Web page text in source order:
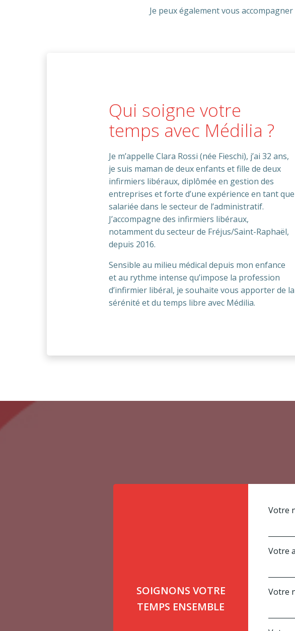
Je peux également vous
Qui soigne votre
temps avec Médilia ?
Je m’appelle Clara Rossi (née Fieschi), j’ai 32 ans,
je suis maman de deux enfants et fille de deux
infirmiers libéraux, diplômée en gestion des
entreprises et forte d’une expérience en tant que
salariée dans le secteur de l’administratif.
J’accompagne des infirmiers libéraux,
notamment du secteur de Fréjus/Saint-Raphaël,
depuis 2016.
Sensible au milieu médical depuis mon enfance
et au rythme intense qu’impose la profession
d’infirmier libéral, je souhaite vous apporter de la
sérénité et du temps libre avec Médilia.
SOIGNONS VOTRE
TEMPS ENSEMBLE
Votre
Votre
Votre